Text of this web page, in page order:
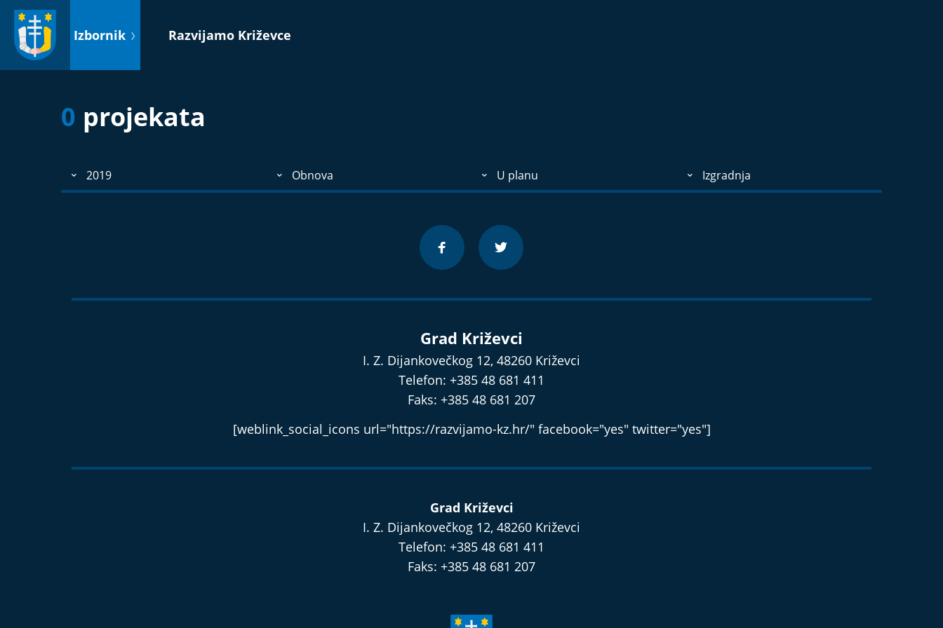
sadržaj
Izbornik Razvijamo Križevce
0 projekata
2019 Obnova U planu Izgradnja
Grad Križevci
I. Z. Dijankovečkog 12, 48260 Križevci
Telefon: +385 48 681 411
Faks: +385 48 681 207
[weblink_social_icons url="https://razvijamo-kz.hr/" facebook="yes" twitter="yes"]
Grad Križevci
I. Z. Dijankovečkog 12, 48260 Križevci
Telefon: +385 48 681 411
Faks: +385 48 681 207